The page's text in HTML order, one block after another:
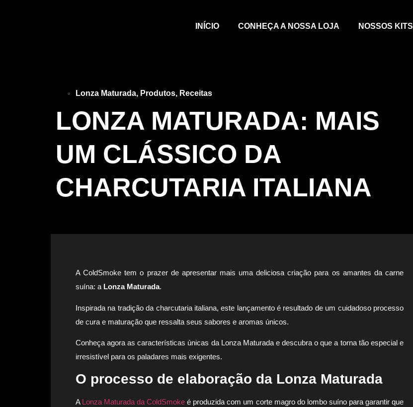
INÍCIO CONHEÇA A NOSSA LOJA NOSSOS KITS
Lonza Maturada, Produtos, Receitas
LONZA MATURADA: MAIS
UM CLÁSSICO DA
CHARCUTARIA ITALIANA
A ColdSmoke tem o prazer de apresentar mais uma deliciosa criação para os amantes da carne
suína: a Lonza Maturada.
Inspirada na tradição da charcutaria italiana, este lançamento é resultado de um cuidadoso processo
de cura e maturação que ressalta seus sabores e aromas únicos.
Conheça agora as características únicas da Lonza Maturada e descubra o que a torna tão especial e
irresistível para os paladares mais exigentes.
O processo de elaboração da Lonza Maturada
A Lonza Maturada da ColdSmoke é produzida com um corte magro do lombo suíno para garantir que